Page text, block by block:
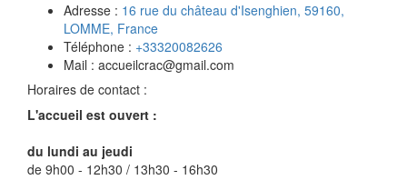
Adresse : 16 rue du château d'Isenghien, 59160,
LOMME, France
Téléphone : +33320082626
Mail : accueilcrac@gmail.com
Horaires de contact :
L'accueil est ouvert :
du lundi au jeudi
de 9h00 - 12h30 / 13h30 - 16h30